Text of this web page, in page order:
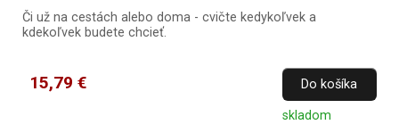
Či už na cestách alebo doma - cvičte kedykoľvek a
kdekoľvek budete chcieť.
15,79 € Do košíka
skladom